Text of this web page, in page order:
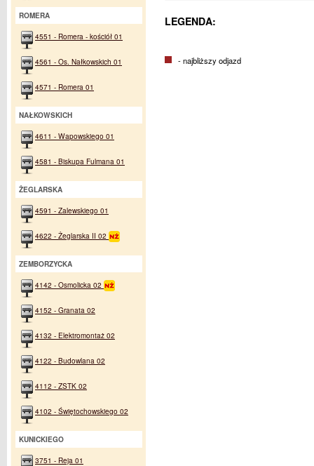
LEGENDA:
- najbliższy odjazd
ROMERA
4551 - Romera - kościół 01
4561 - Os. Nałkowskich 01
4571 - Romera 01
NAŁKOWSKICH
4611 - Wapowskiego 01
4581 - Biskupa Fulmana 01
ŻEGLARSKA
4591 - Zalewskiego 01
4622 - Żeglarska II 02
ZEMBORZYCKA
4142 - Osmolicka 02
4152 - Granata 02
4132 - Elektromontaż 02
4122 - Budowlana 02
4112 - ZSTK 02
4102 - Świętochowskiego 02
KUNICKIEGO
3751 - Reja 01